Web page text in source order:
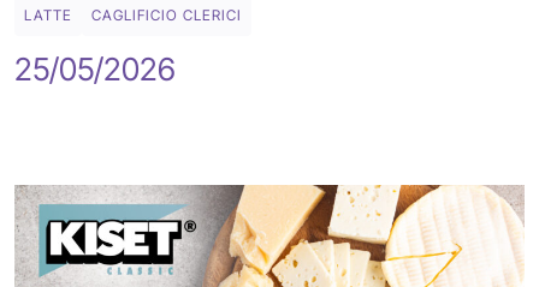
LATTE CAGLIFICIO CLERICI
25/05/2026